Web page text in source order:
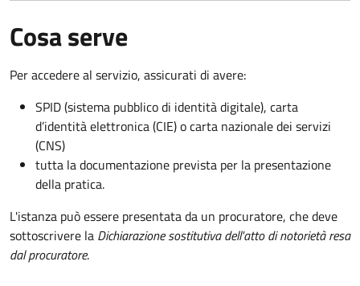
Cosa serve
Per accedere al servizio, assicurati di avere:
SPID (sistema pubblico di identità digitale), carta
d’identità elettronica (CIE) o carta nazionale dei servizi
(CNS)
tutta la documentazione prevista per la presentazione
della pratica.
L'istanza può essere presentata da un procuratore, che deve
sottoscrivere la Dichiarazione sostitutiva dell'atto di notorietà resa
dal procuratore.